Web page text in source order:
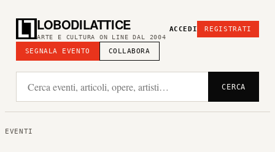
LOBODILATTICE
ARTE E CULTURA ON LINE DAL 2004
SEGNALA EVENTO COLLABORA
ACCEDI REGISTRATI
CERCA
EVENTI